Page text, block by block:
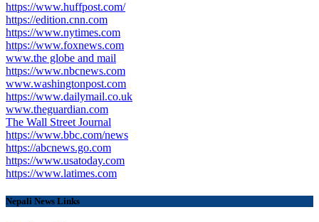
https://www.huffpost.com/
https://edition.cnn.com
https://www.nytimes.com
https://www.foxnews.com
www.the globe and mail
https://www.nbcnews.com
www.washingtonpost.com
https://www.dailymail.co.uk
www.theguardian.com
The Wall Street Journal
https://www.bbc.com/news
https://abcnews.go.com
https://www.usatoday.com
https://www.latimes.com
Nepali News Links